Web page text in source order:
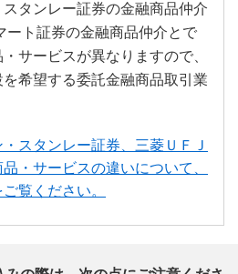
タンレー証券の金融商品仲介
ート証券の金融商品仲介とで
サービスが異なりますので、
希望する委託金融商品取引業
スタンレー証券、三菱ＵＦＪ
・サービスの違いについて、
覧ください。